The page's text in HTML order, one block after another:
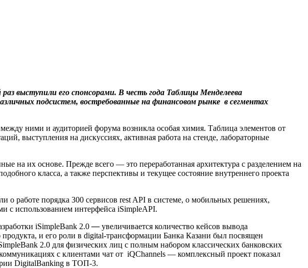
выступили его спонсорами. В честь года Таблицы Менделеева
подсистем, востребованные на финансовом рынке в сегментах
ними и аудиторией форума возникла особая химия. Таблица элементов от
выступления на дискуссиях, активная работа на стенде, лабораторные
на их основе. Прежде всего — это переработанная архитектура с разделением на
класса, а также перспективы и текущее состояние внутреннего проекта
работе порядка 300 сервисов rest API в системе, о мобильных решениях,
с использованием интерфейса iSimpleAPI.
iSimpleBank 2.0— увеличивается количество кейсов вывода
и его роли в digital-трансформации Банка Казани был посвящен
2.0 для физических лиц с полным набором классических банковских
с клиентами чат от iQChannels — комплексный проект показал
DigitalBanking в ТОП-3.